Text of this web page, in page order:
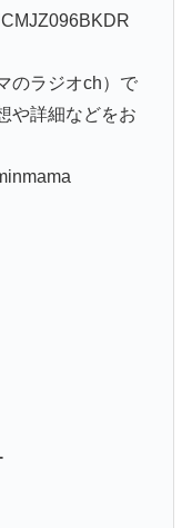
のラジオch）で
や詳細などをお